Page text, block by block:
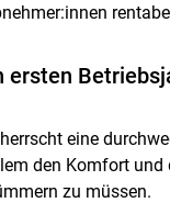
ersten
eine
den Komfort
zu müssen.